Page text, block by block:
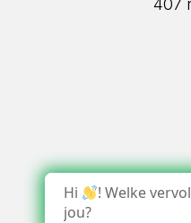
407
Hi
! Welke
jou?